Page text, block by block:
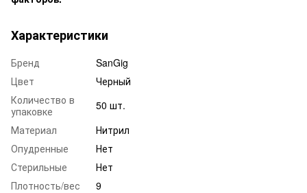
Характеристики
Бренд
SanGig
Цвет
Черный
Количество в
упаковке
50 шт.
Материал
Нитрил
Опудренные
Нет
Стерильные
Нет
Плотность/вес
9